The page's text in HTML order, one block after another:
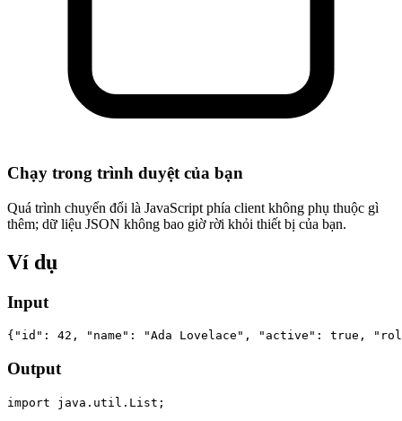
Chạy trong trình duyệt của bạn
Quá trình chuyển đổi là JavaScript phía client không phụ thuộc gì
thêm; dữ liệu JSON không bao giờ rời khỏi thiết bị của bạn.
Ví dụ
Input
{"id": 42, "name": "Ada Lovelace", "active": true,
Output
import java.util.List;